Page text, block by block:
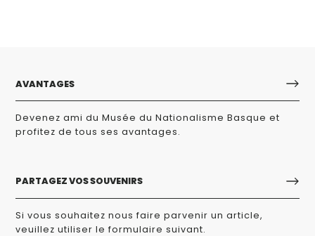
AVANTAGES
Devenez ami du Musée du Nationalisme Basque et
profitez de tous ses avantages.
PARTAGEZ VOS SOUVENIRS
Si vous souhaitez nous faire parvenir un article,
veuillez utiliser le formulaire suivant.